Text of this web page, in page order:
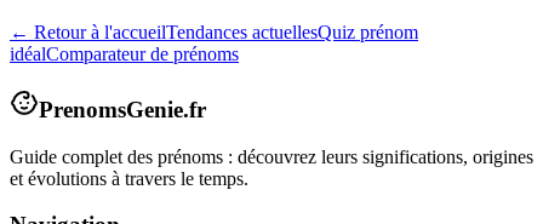
← Retour à l'accueilTendances actuellesQuiz prénom
idéalComparateur de prénoms
PrenomsGenie.fr
Guide complet des prénoms : découvrez leurs significations, origines
et évolutions à travers le temps.